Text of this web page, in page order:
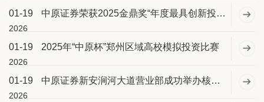
01-19
2026
中原证券荣获2025金鼎奖“年度最具创新投教活动奖”
01-19
2026
2025年“中原杯”郑州区域高校模拟投资比赛
01-19
2026
中原证券新安涧河大道营业部成功举办核心客户交流会